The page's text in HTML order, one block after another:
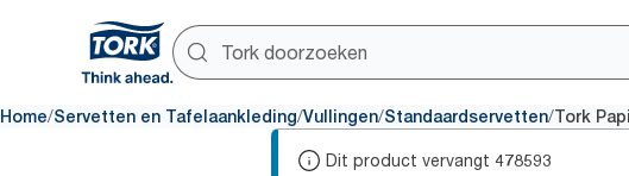
Home/Servetten en Tafelaankleding/Vullingen/Standaardservetten/Tork
Dit product vervangt 478593